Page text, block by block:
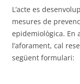
L’acte es
mesures de
epidemiològica. En
l’aforament, cal
següent formulari: